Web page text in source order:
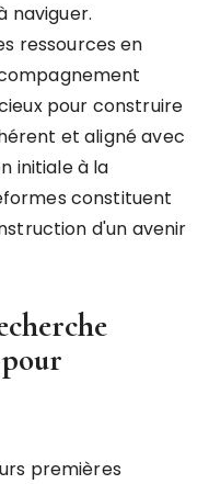
naviguer.
ressources en
pour construire
et aligné avec
initiale à la
constituent
d'un avenir
premières